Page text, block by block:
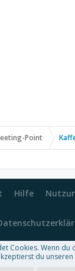
Point
Hilfe
by XenForo™-
Cookies. Wenn du
du unseren